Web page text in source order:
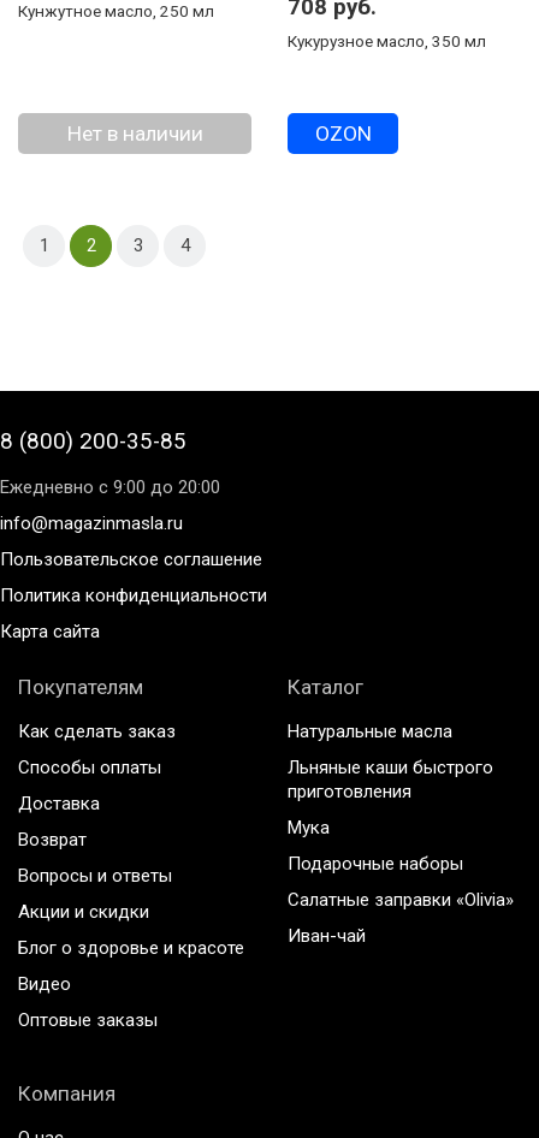
Кунжутное масло, 250 мл
Нет в наличии
708 руб.
Кукурузное масло, 350 мл
OZON
1 2 3 4
8 (800) 200-35-85
Ежедневно с 9:00 до 20:00
info@magazinmasla.ru
Пользовательское соглашение
Политика конфиденциальности
Карта сайта
Покупателям
Как сделать заказ
Способы оплаты
Доставка
Возврат
Вопросы и ответы
Акции и скидки
Блог о здоровье и красоте
Видео
Оптовые заказы
Каталог
Натуральные масла
Льняные каши быстрого
приготовления
Мука
Подарочные наборы
Салатные заправки «Olivia»
Иван-чай
Компания